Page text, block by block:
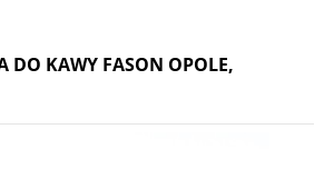
DO KAWY FASON OPOLE,